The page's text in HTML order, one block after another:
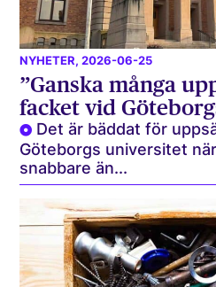
NYHETER, 2026-06-25
”Ganska många
facket vid
Det är bäddat för
Göteborgs universitet
snabbare än...